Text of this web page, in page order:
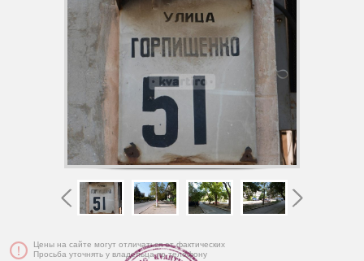
Цены на сайте могут отличаться от фактических
Просьба уточнять у владельца по телефону